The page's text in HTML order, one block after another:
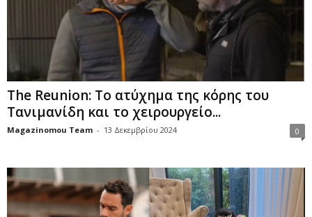
The Reunion: Το ατύχημα της κόρης του
Τανιμανίδη και το χειρουργείο...
Magazinomou Team - 13 Δεκεμβρίου 2024 0